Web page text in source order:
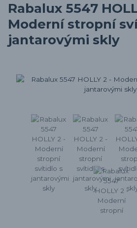
Rabalux 5547
Moderní stropní
jantarovými skly